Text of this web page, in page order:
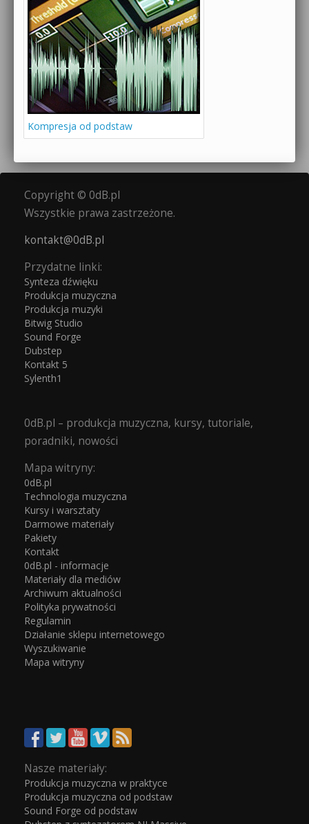
Kompresja od podstaw
Copyright © 0dB.pl
Wszystkie prawa zastrzeżone.
kontakt@0dB.pl
Przydatne linki:
Synteza dźwięku
Produkcja muzyczna
Produkcja muzyki
Bitwig Studio
Sound Forge
Dubstep
Kontakt 5
Sylenth1
0dB.pl – produkcja muzyczna, kursy, tutoriale,
poradniki, nowości
Mapa witryny:
0dB.pl
Technologia muzyczna
Kursy i warsztaty
Darmowe materiały
Pakiety
Kontakt
0dB.pl - informacje
Materiały dla mediów
Archiwum aktualności
Polityka prywatności
Regulamin
Działanie sklepu internetowego
Wyszukiwanie
Mapa witryny
Nasze materiały:
Produkcja muzyczna w praktyce
Produkcja muzyczna od podstaw
Sound Forge od podstaw